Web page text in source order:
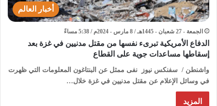
أخبار العالم
الجمعة - 27 شعبان - 1445هـ / 8 مارس - 2024م / 5:38 مساءً
الدفاع الأمريكية تبرىء نفسها من مقتل مدنيين في غزة بعد
إسقاطها مساعدات جوية على القطاع
واشنطن / سفنكس نيوز نفى ممثل عن البنتاغون المعلومات التي ظهرت
في وسائل الإعلام عن مقتل مدنيين في غزة خلال…
المزيد